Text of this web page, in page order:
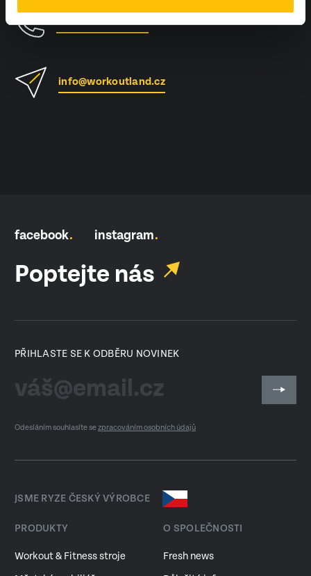
info@workoutland.cz
facebook instagram
Poptejte nás
PŘIHLASTE SE K ODBĚRU NOVINEK
Odesláním souhlasíte sezpracováním osobních údajů
JSME RYZE ČESKÝ VÝROBCE
PRODUKTY
Workout & Fitness stroje
O SPOLEČNOSTI
Fresh news